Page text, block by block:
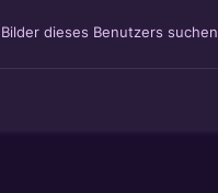
dieses Benutzers suchen